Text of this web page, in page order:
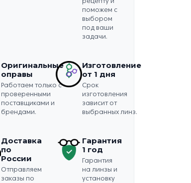
поможем с
выбором
под ваши
задачи.
Оригинальные
оправы
Работаем только с
проверенными
поставщиками и
брендами.
Изготовление
от 1 дня
Срок
изготовления
зависит от
выбранных линз.
Доставка
по
России
Отправляем
заказы по
Гарантия
1 год
Гарантия
на линзы и
установку